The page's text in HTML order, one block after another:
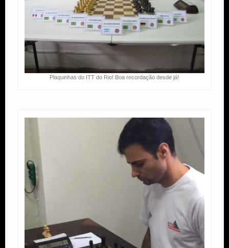
Plaquinhas do ITT do Rio! Boa recordação desde já!